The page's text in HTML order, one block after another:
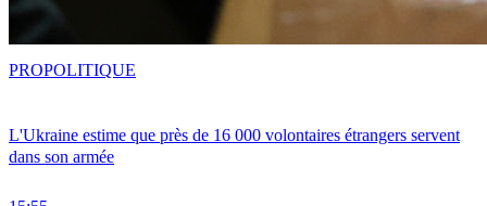
L'Ukraine estime que près de 16 000 volontaires étrangers servent
dans son armée
PROPOLITIQUE